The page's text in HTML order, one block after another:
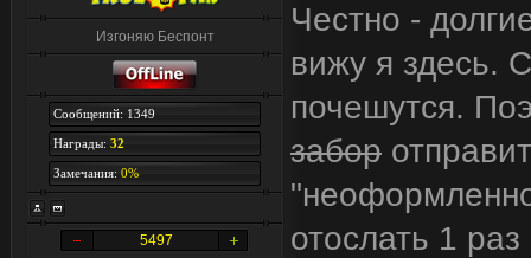
Изгоняю Беспонт
Сообщений: 1349
Награды: 32
Замечания: 0%
5497
Честно -
вижу я здесь.
почешутся.
забор
отослать 1